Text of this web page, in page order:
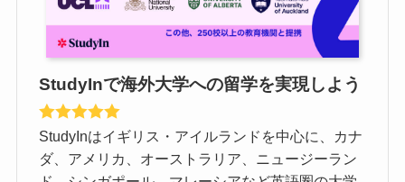
StudyInで海外大学への留学を実現しよう
StudyInはイギリス・アイルランドを中心に、カナ
ダ、アメリカ、オーストラリア、ニュージーラン